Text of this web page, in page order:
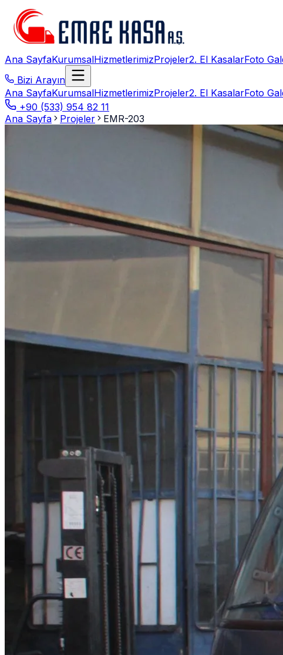
Ana SayfaKurumsalHizmetlerimizProjeler2. El KasalarFoto
Bizi Arayın
Ana SayfaKurumsalHizmetlerimizProjeler2. El KasalarFoto
+90 (533) 954 82 11
Ana Sayfa
Projeler EMR-203